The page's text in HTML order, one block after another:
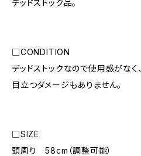
デッドストック品。
□CONDITION
デッドストックなので使用感がなく、
目立つダメージもありません。
□SIZE
頭周り 58cm（調整可能）